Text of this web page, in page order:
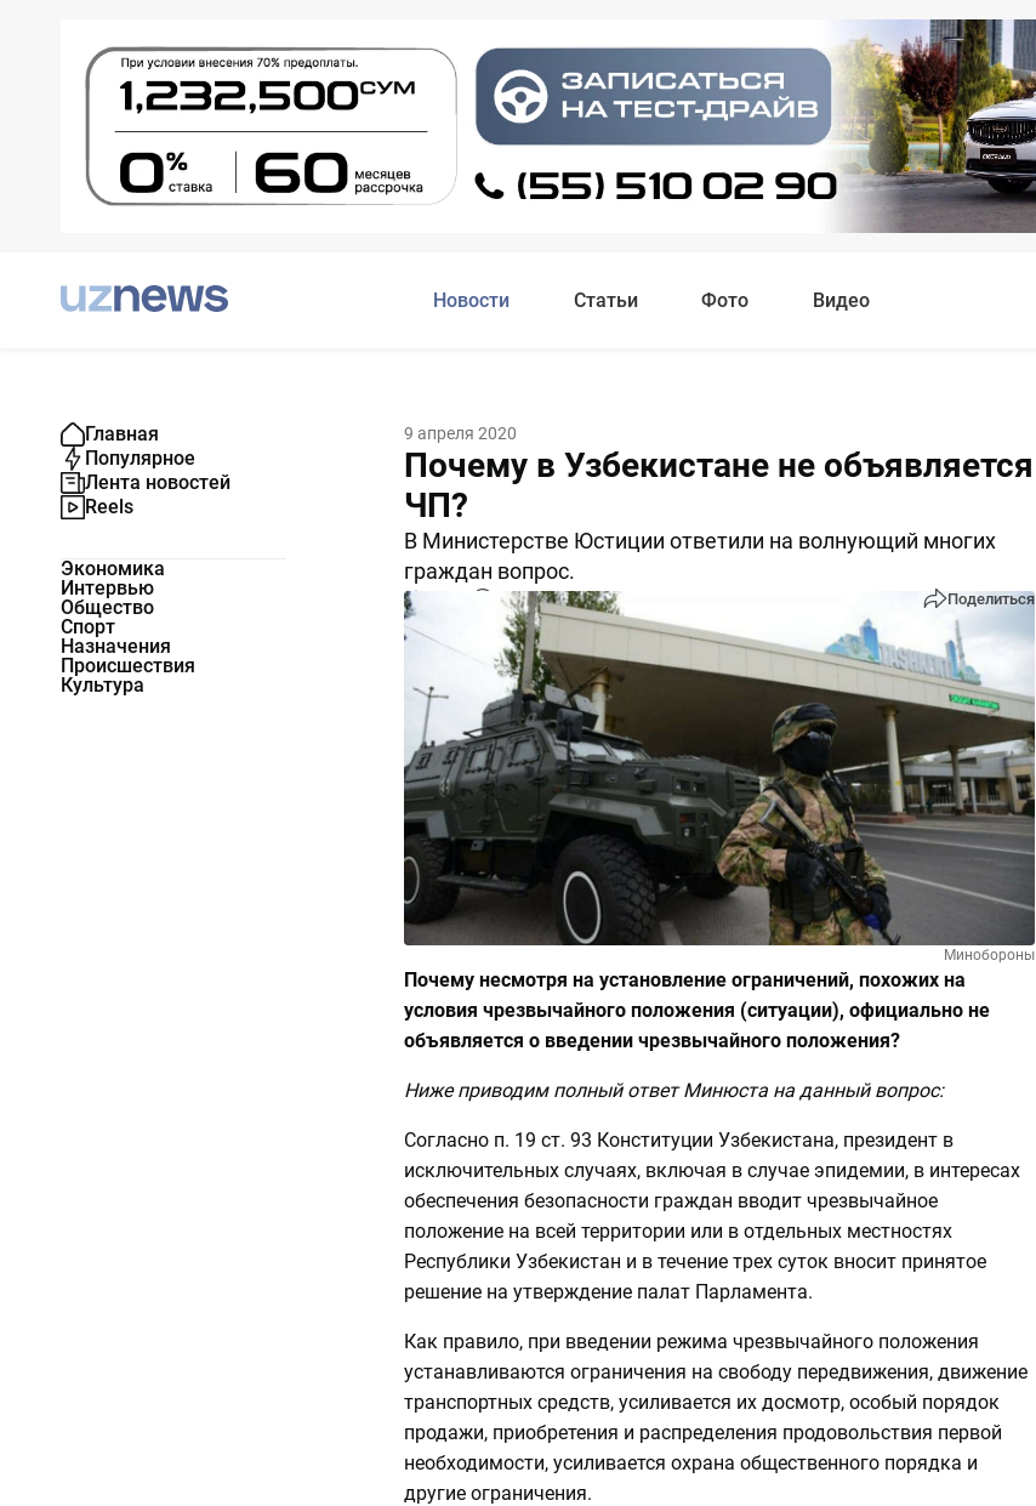
Новости Статьи Фото Видео
Главная
Популярное
Лента новостей
Reels
Экономика
Интервью
Общество
Спорт
Назначения
Происшествия
Культура
9 апреля 2020
Почему в Узбекистане не объявляется
ЧП?
В Министерстве Юстиции ответили на волнующий многих
граждан вопрос.
0 Поделиться
Минобороны
Почему несмотря на установление ограничений, похожих на
условия чрезвычайного положения (ситуации), официально не
объявляется о введении чрезвычайного положения?
Ниже приводим полный ответ Минюста на данный вопрос:
Согласно п. 19 ст. 93 Конституции Узбекистана, президент в
исключительных случаях, включая в случае эпидемии, в интересах
обеспечения безопасности граждан вводит чрезвычайное
положение на всей территории или в отдельных местностях
Республики Узбекистан и в течение трех суток вносит принятое
решение на утверждение палат Парламента.
Как правило, при введении режима чрезвычайного положения
устанавливаются ограничения на свободу передвижения, движение
транспортных средств, усиливается их досмотр, особый порядок
продажи, приобретения и распределения продовольствия первой
необходимости, усиливается охрана общественного порядка и
другие ограничения.